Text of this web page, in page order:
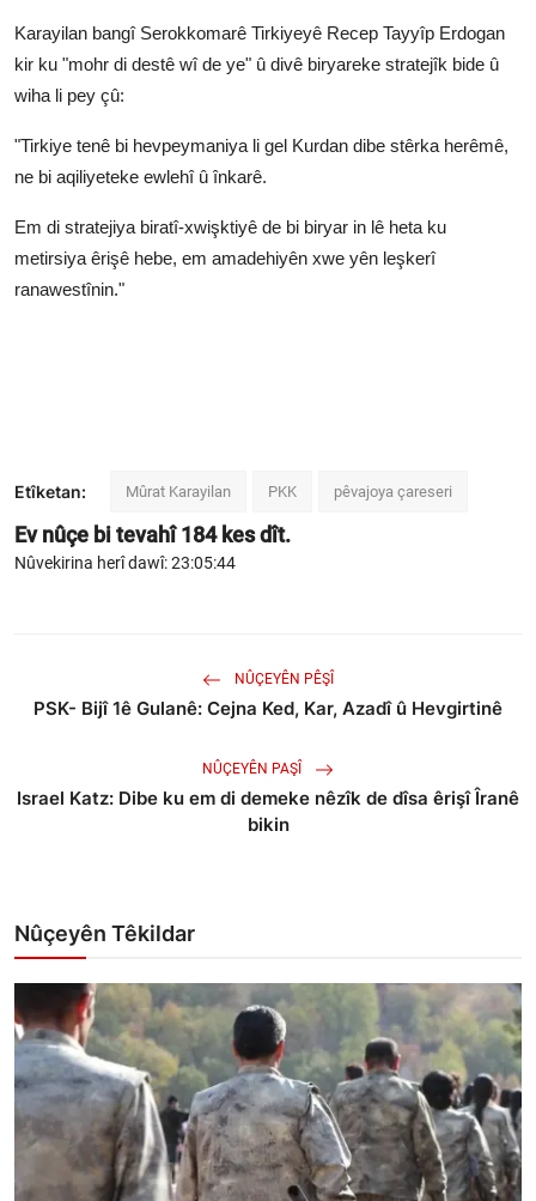
Karayilan bangî Serokkomarê Tirkiyeyê Recep Tayyîp Erdogan
kir ku "mohr di destê wî de ye" û divê biryareke stratejîk bide û
wiha li pey çû:
"Tirkiye tenê bi hevpeymaniya li gel Kurdan dibe stêrka herêmê,
ne bi aqiliyeteke ewlehî û înkarê.
Em di stratejiya biratî-xwişktiyê de bi biryar in lê heta ku
metirsiya êrişê hebe, em amadehiyên xwe yên leşkerî
ranawestînin."
Etîketan: Mûrat Karayilan PKK pêvajoya çareseri
Ev nûçe bi tevahî184kes dît.
Nûvekirina herî dawî: 23:05:44
NÛÇEYÊN PÊŞÎ
PSK- Bijî 1ê Gulanê: Cejna Ked, Kar, Azadî û Hevgirtinê
NÛÇEYÊN PAŞÎ
Israel Katz: Dibe ku em di demeke nêzîk de dîsa êrişî Îranê
bikin
Nûçeyên Têkildar